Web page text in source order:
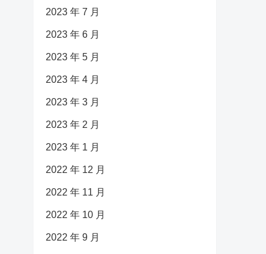
2023 年 7 月
2023 年 6 月
2023 年 5 月
2023 年 4 月
2023 年 3 月
2023 年 2 月
2023 年 1 月
2022 年 12 月
2022 年 11 月
2022 年 10 月
2022 年 9 月